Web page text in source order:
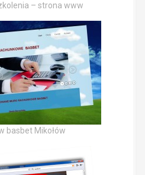
– strona www
basbet Mikołów